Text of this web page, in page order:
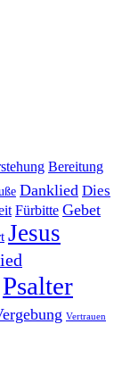
Bereitung
Danklied Dies
Fürbitte Gebet
Jesus
Psalter
Vertrauen